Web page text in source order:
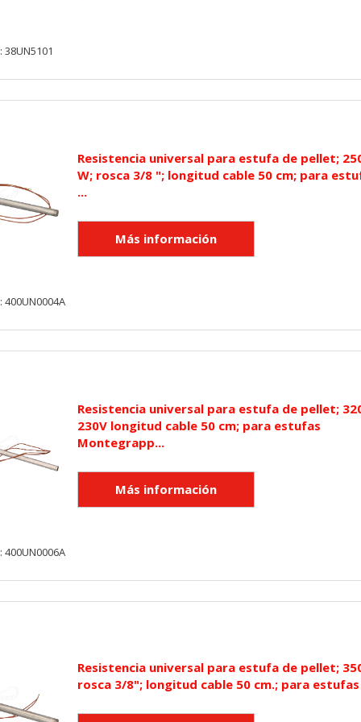
38UN5101
Resistencia universal para estufa de pellet;
W; rosca 3/8 "; longitud cable 50 cm; para
...
400UN0004A
Resistencia universal para estufa de pellet;
230V longitud cable 50 cm; para estufas
Montegrapp...
400UN0006A
Resistencia universal para estufa de pellet;
rosca 3/8"; longitud cable 50 cm.; para estufas